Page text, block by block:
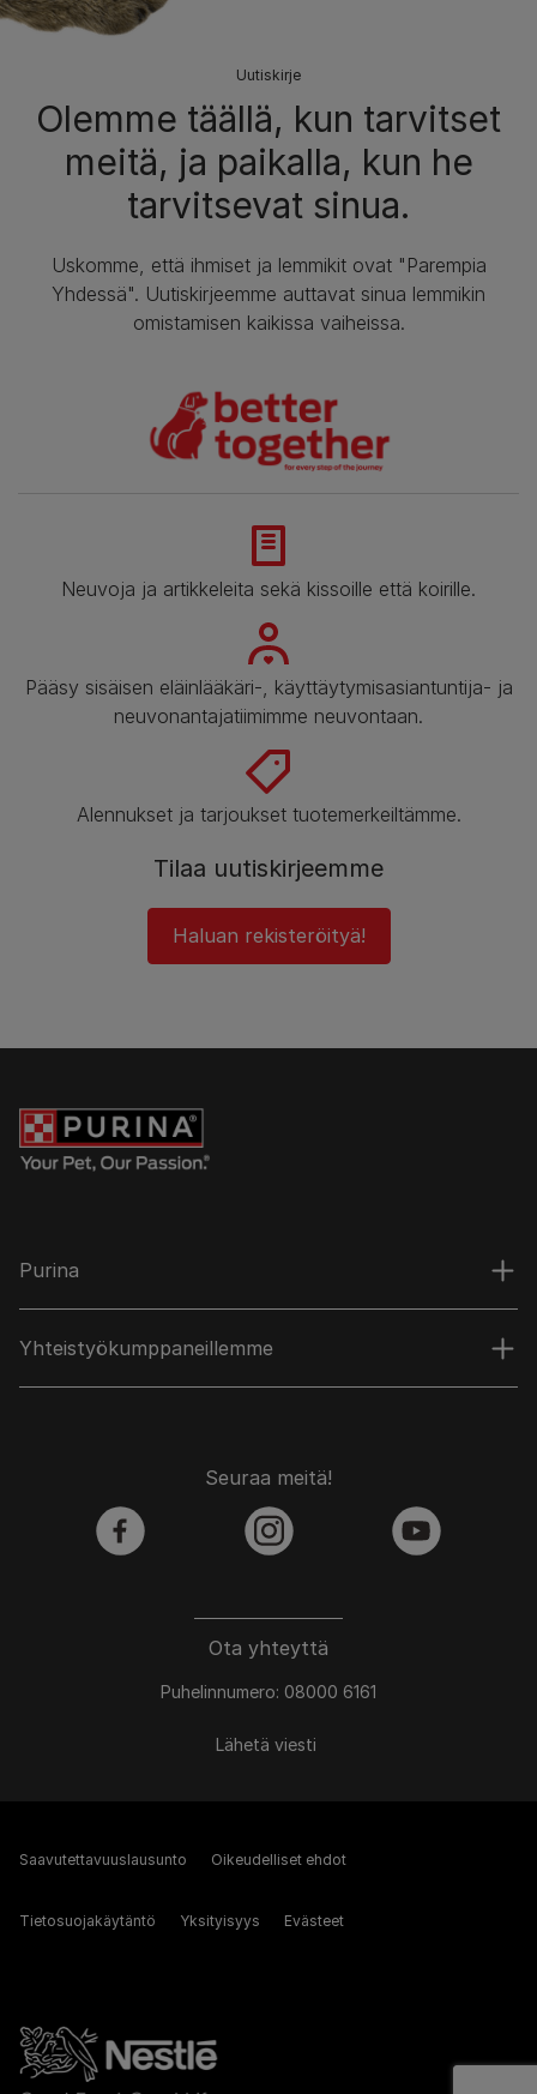
Uutiskirje
Olemme täällä, kun tarvitset
meitä, ja paikalla, kun he
tarvitsevat sinua.
Uskomme, että ihmiset ja lemmikit ovat "Parempia
Yhdessä". Uutiskirjeemme auttavat sinua lemmikin
omistamisen kaikissa vaiheissa.
Neuvoja ja artikkeleita sekä kissoille että koirille.
Pääsy sisäisen eläinlääkäri-, käyttäytymisasiantuntija- ja
neuvonantajatiimimme neuvontaan.
Alennukset ja tarjoukset tuotemerkeiltämme.
Tilaa uutiskirjeemme
Haluan rekisteröityä!
Purina
Yhteistyökumppaneillemme
Ota yhteyttä
Puhelinnumero: 08000 6161
Lähetä viesti
Seuraa meitä!
facebook instagram youtube
Saavutettavuuslausunto Oikeudelliset ehdot
Tietosuojakäytäntö Yksityisyys Evästeet